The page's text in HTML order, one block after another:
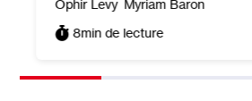
Ophir Levy Myriam Baron
8min de lecture